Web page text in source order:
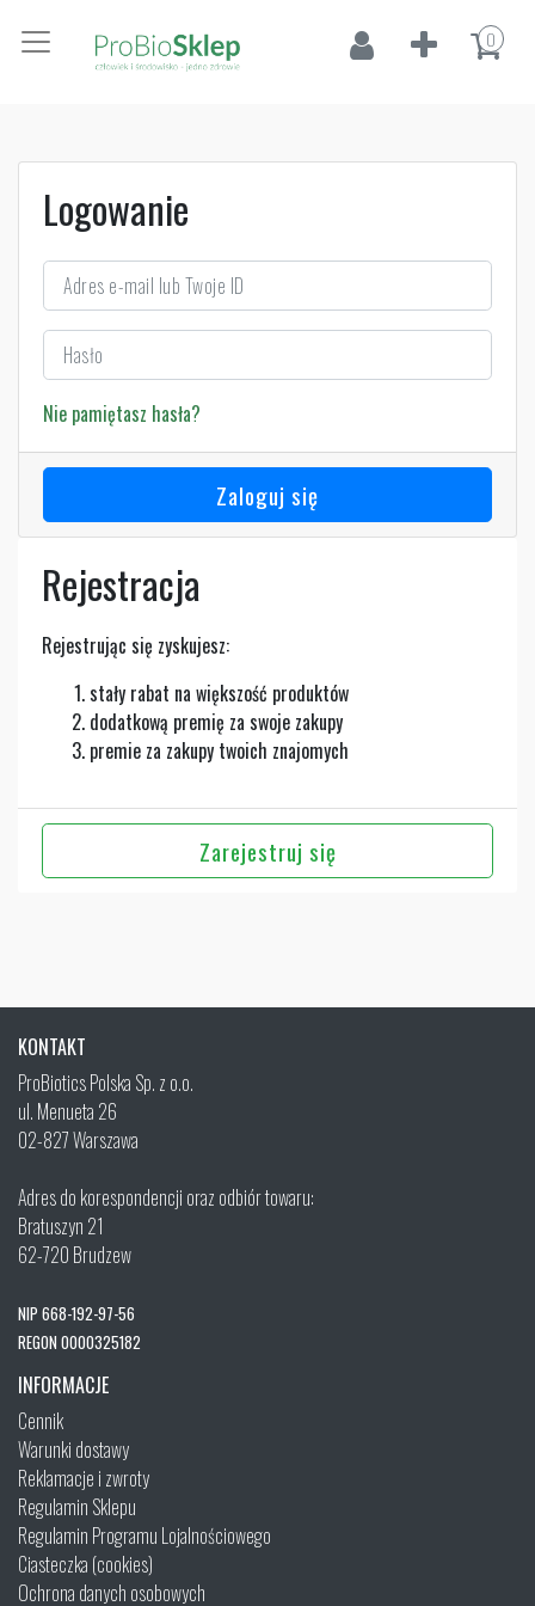
0
Logowanie
Nie pamiętasz hasła?
Zaloguj się
Rejestracja
Rejestrując się zyskujesz:
stały rabat na większość produktów
dodatkową premię za swoje zakupy
premie za zakupy twoich znajomych
Zarejestruj się
KONTAKT
ProBiotics Polska Sp. z o.o.
ul. Menueta 26
02-827 Warszawa
Adres do korespondencji oraz odbiór towaru:
Bratuszyn 21
62-720 Brudzew
NIP 668-192-97-56
REGON 0000325182
INFORMACJE
Cennik
Warunki dostawy
Reklamacje i zwroty
Regulamin Sklepu
Regulamin Programu Lojalnościowego
Ciasteczka (cookies)
Ochrona danych osobowych